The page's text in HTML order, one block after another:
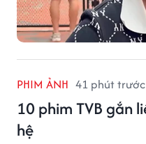
PHIM ẢNH 41 phút trước
10 phim TVB gắn
hệ